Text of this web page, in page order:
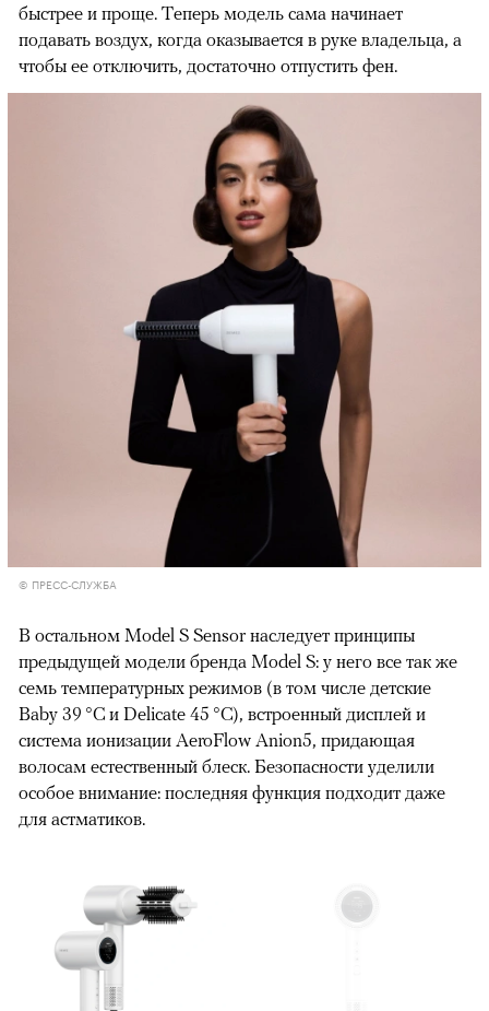
быстрее и проще. Теперь модель сама начинает
подавать воздух, когда оказывается в руке владельца, а
чтобы ее отключить, достаточно отпустить фен.
© ПРЕСС-СЛУЖБА
В остальном Model S Sensor наследует принципы
предыдущей модели бренда Model S: у него все так же
семь температурных режимов (в том числе детские
Baby 39 °C и Delicate 45 °C), встроенный дисплей и
система ионизации AeroFlow Anion5, придающая
волосам естественный блеск. Безопасности уделили
особое внимание: последняя функция подходит даже
для астматиков.